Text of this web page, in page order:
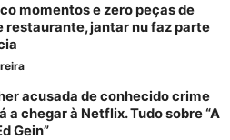
momentos e zero peças de
restaurante, jantar nu faz parte
acusada de conhecido crime
a chegar à Netflix. Tudo sobre “A
Gein”